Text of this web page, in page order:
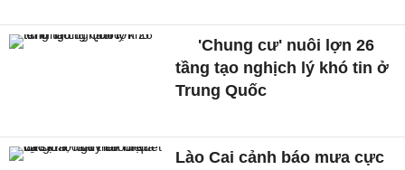
'Chung cư' nuôi lợn 26
tầng tạo nghịch lý khó tin ở
Trung Quốc
Lào Cai cảnh báo mưa cực